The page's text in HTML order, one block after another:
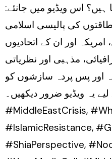
ہیں؟ اس ویڈیو میں جانئے:
کی پالیسی اسلامی
اور ان کے اتحادیوں
مذہبی اور نظریاتی
اور پس پردہ سازشوں کو
یہ ویڈیو ضرور دیکھیں۔
#MiddleEastCrisis,
#IslamicResistance,
#ShiaPerspective,